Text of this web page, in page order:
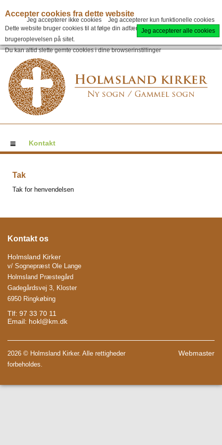
Kontakt
Tak
Tak for henvendelsen
Kontakt os
Holmsland Kirker
v/ Sognepræst Ole Lange
Holmsland Præstegård
Gadegårdsvej 3, Kloster
6950 Ringkøbing
Tlf: 97 33 70 11
Email: hokl@km.dk
2026 © Holmsland Kirker. Alle rettigheder
forbeholdes.
Webmaster
Accepter cookies fra dette website
Dette website bruger cookies til at følge din adfærd og for at forbedre
brugeroplevelsen på sitet.
Du kan altid slette gemte cookies i dine browserinstillinger
Jeg accepterer ikke cookies
Jeg accepterer kun funktionelle cookies
Jeg accepterer alle cookies